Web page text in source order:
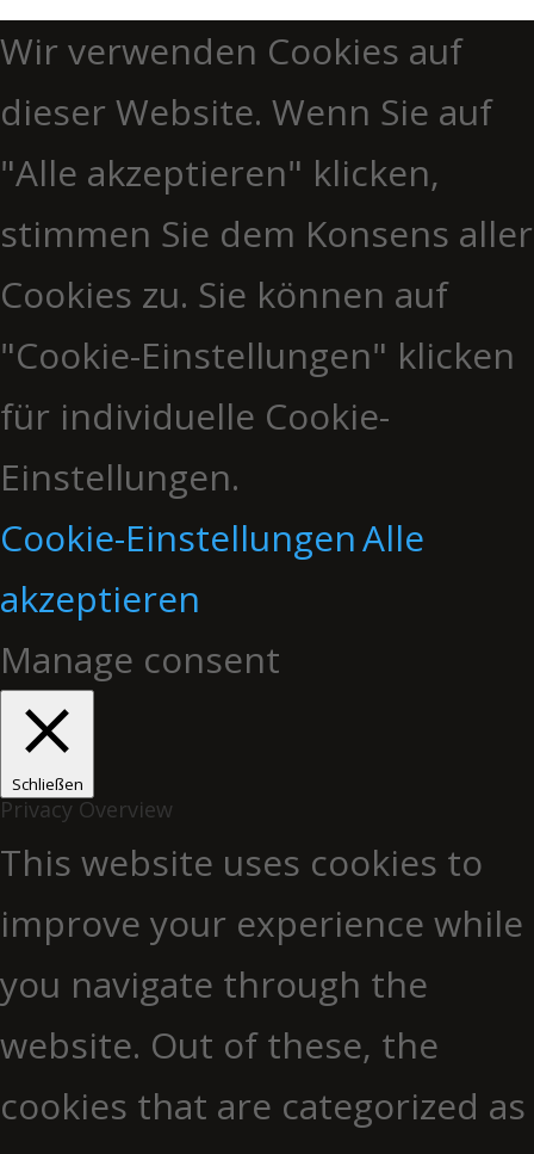
Wir verwenden Cookies auf
dieser Website. Wenn Sie auf
"Alle akzeptieren" klicken,
stimmen Sie dem Konsens aller
Cookies zu. Sie können auf
"Cookie-Einstellungen" klicken
für individuelle Cookie-
Einstellungen.
Cookie-EinstellungenAlle
akzeptieren
Manage consent
Schließen
Privacy Overview
This website uses cookies to
improve your experience while
you navigate through the
website. Out of these, the
cookies that are categorized as